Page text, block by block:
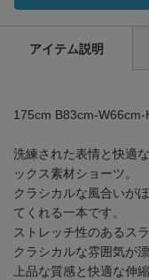
アイテム説明
175cm B83cm-W66cm-
洗練された表情と快適
ックス素材ショーツ。
クラシカルな風合いが
てくれる一本です。
ストレッチ性のあるス
クラシカルな雰囲気が
上品な質感と快適な伸